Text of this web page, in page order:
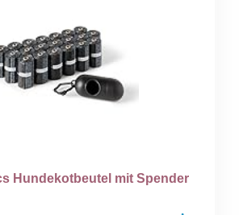
Hundekotbeutel mit Spender